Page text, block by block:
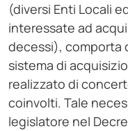
(diversi Enti Locali
interessate ad
decessi), comporta
sistema di
realizzato di
coinvolti. Tale
legislatore nel